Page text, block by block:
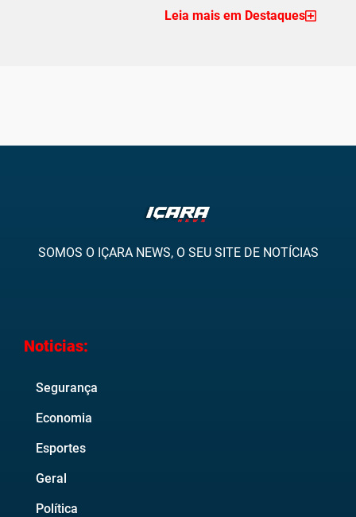
Leia mais em Destaques
SOMOS O IÇARA NEWS, O SEU SITE DE NOTÍCIAS
Noticias:
Segurança
Economia
Esportes
Geral
Política